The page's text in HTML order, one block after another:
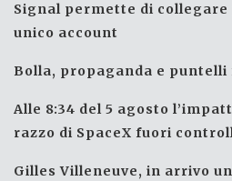
Signal permette di
unico account
Bolla, propaganda e
Alle 8:34 del 5 agosto
razzo di SpaceX fuori
Gilles Villeneuve, in arrivo